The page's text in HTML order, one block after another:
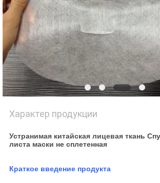
Характер продукции
Устранимая китайская лицевая ткань
листа маски не сплетенная
Краткое введение продукта